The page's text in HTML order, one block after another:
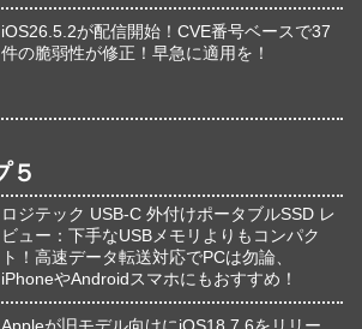
iOS26.5.2が配信開始！CVE番号ベースで37
件の脆弱性が修正！早急に適用を！
５
ロジテック USB-C 外付けポータブルSSD レ
ビュー：下手なUSBメモリよりもコンパク
ト！高速データ転送対応でPCは勿論、
iPhoneやAndroidスマホにもおすすめ！
Appleが旧モデル向けにiOS18.7.6をリリー